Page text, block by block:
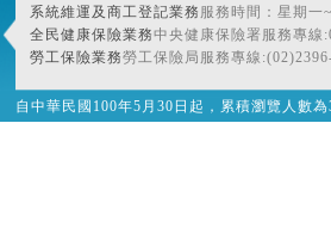
系統維運及商工登記業務 服務時間：星期一
全民健康保險業務中央健康保險署服務專線
勞工保險業務勞工保險局服務專線
自中華民國100年5月30日起，累積瀏覽人數